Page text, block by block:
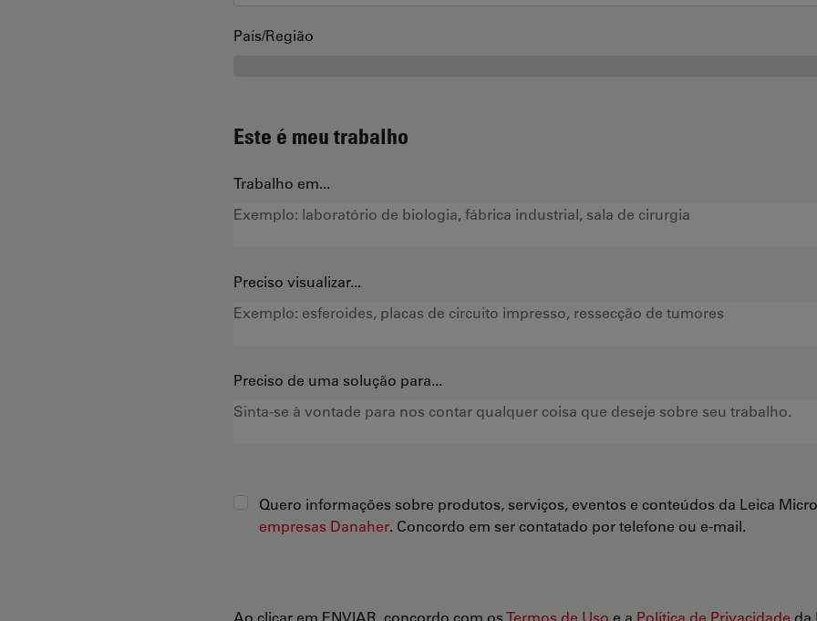
País/Região
Este é meu trabalho
Trabalho em...
Preciso visualizar...
Preciso de uma solução para...
Quero informações sobre produtos, serviços, eventos e conteúdos da Leica
empresas Danaher. Concordo em ser contatado por telefone ou e-mail.
Ao clicar em ENVIAR, concordo com osTermos de Uso e a Política de Privacidade da